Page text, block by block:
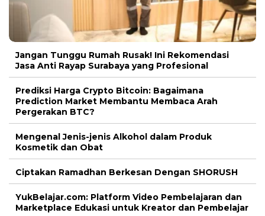
Jangan Tunggu Rumah Rusak! Ini Rekomendasi
Jasa Anti Rayap Surabaya yang Profesional
Prediksi Harga Crypto Bitcoin: Bagaimana
Prediction Market Membantu Membaca Arah
Pergerakan BTC?
Mengenal Jenis-jenis Alkohol dalam Produk
Kosmetik dan Obat
Ciptakan Ramadhan Berkesan Dengan SHORUSH
YukBelajar.com: Platform Video Pembelajaran dan
Marketplace Edukasi untuk Kreator dan Pembelajar